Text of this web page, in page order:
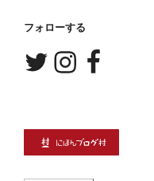
フォローする
TwitterInstagramFacebook